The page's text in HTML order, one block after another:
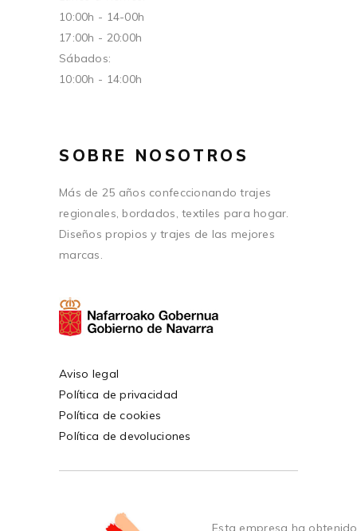
10:00h - 14-00h
17:00h - 20:00h
Sábados:
10:00h - 14:00h
SOBRE NOSOTROS
Más de 25 años confeccionando trajes
regionales, bordados, textiles para hogar.
Diseños propios y trajes de las mejores
marcas.
Aviso legal
Política de privacidad
Política de cookies
Política de devoluciones
Esta empresa ha